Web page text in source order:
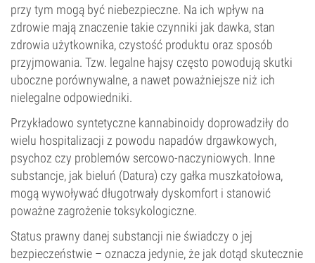
przy tym mogą być niebezpieczne. Na ich wpływ na
zdrowie mają znaczenie takie czynniki jak dawka, stan
zdrowia użytkownika, czystość produktu oraz sposób
przyjmowania. Tzw. legalne hajsy często powodują skutki
uboczne porównywalne, a nawet poważniejsze niż ich
nielegalne odpowiedniki.
Przykładowo syntetyczne kannabinoidy doprowadziły do
wielu hospitalizacji z powodu napadów drgawkowych,
psychoz czy problemów sercowo-naczyniowych. Inne
substancje, jak bieluń (Datura) czy gałka muszkatołowa,
mogą wywoływać długotrwały dyskomfort i stanowić
poważne zagrożenie toksykologiczne.
Status prawny danej substancji nie świadczy o jej
bezpieczeństwie – oznacza jedynie, że jak dotąd skutecznie